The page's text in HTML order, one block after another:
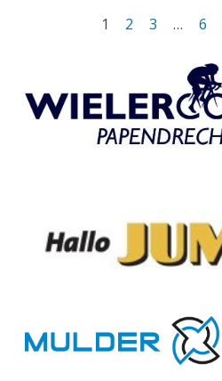
Berichtnavigatie
1 2 3 … 6